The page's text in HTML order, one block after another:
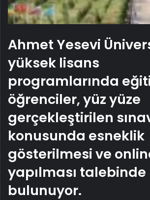
Ahmet Yesevi
yüksek lisans
programlarında
öğrenciler, yüz yüze
gerçekleştirilen
konusunda esneklik
gösterilmesi ve
yapılması talebinde
bulunuyor.